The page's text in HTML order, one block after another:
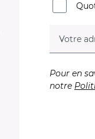
Votre
Pour en
notre